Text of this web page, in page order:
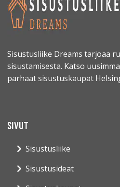
Sisustusliike Dreams tarjoaa
sisustamisesta. Katso
parhaat sisustuskaupat
SIVUT
Sisustusliike
Sisustusideat